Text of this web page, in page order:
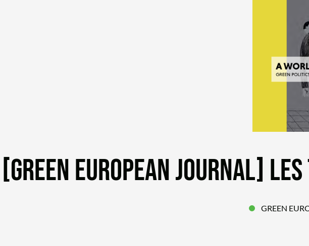
[GREEN EUROPEAN JOURNAL]
GREEN